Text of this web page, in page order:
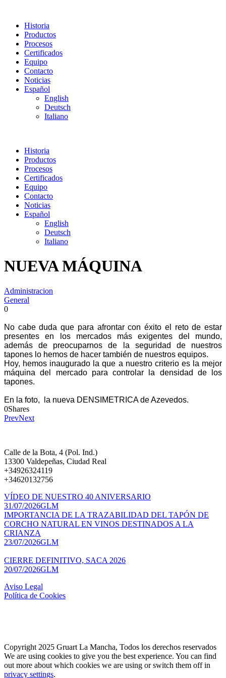
Historia
Productos
Procesos
Certificados
Equipo
Contacto
Noticias
Español
English
Deutsch
Italiano
Historia
Productos
Procesos
Certificados
Equipo
Contacto
Noticias
Español
English
Deutsch
Italiano
NUEVA MÁQUINA
Administracion
General
0
No cabe duda que para afrontar con éxito el reto de estar
presentes en los mercados más exigentes del mundo,
además de preocuparnos de la seguridad de nuestros
tapones lo hemos de hacer también de nuestros equipos.
Hoy, hemos inaugurado la que a nuestro criterio es la mejor
máquina del mercado para controlar la densidad de los
tapones.
En la foto, la nueva DENSIMETRICA de Azevedos.
0Shares
PrevNext
Calle de la Bota, 4 (Pol. Ind.)
13300 Valdepeñas, Ciudad Real
+34926324119
+34620132756
VÍDEO DE NUESTRO 40 ANIVERSARIO
31/07/2026GLM
IMPORTANCIA DE LA TRAZABILIDAD DEL TAPÓN DE
CORCHO NATURAL EN VINOS DESTINADOS A LA
CRIANZA
23/07/2026GLM
CIERRE DEFINITIVO, SACA 2026
20/07/2026GLM
Aviso Legal
Política de Cookies
Copyright 2025 Gruart La Mancha, Todos los derechos reservados
We are using cookies to give you the best experience. You can find
out more about which cookies we are using or switch them off in
privacy settings.